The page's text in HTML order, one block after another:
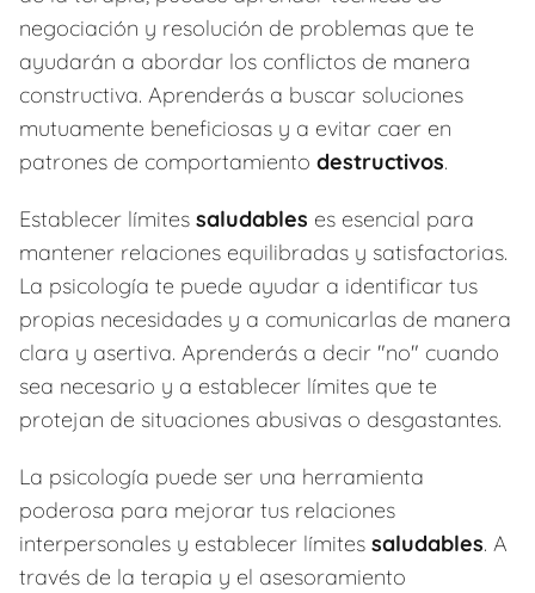
negociación y resolución de problemas que te
ayudarán a abordar los conflictos de manera
constructiva. Aprenderás a buscar soluciones
mutuamente beneficiosas y a evitar caer en
patrones de comportamiento destructivos.
Establecer límites saludables es esencial para
mantener relaciones equilibradas y satisfactorias.
La psicología te puede ayudar a identificar tus
propias necesidades y a comunicarlas de manera
clara y asertiva. Aprenderás a decir "no" cuando
sea necesario y a establecer límites que te
protejan de situaciones abusivas o desgastantes.
La psicología puede ser una herramienta
poderosa para mejorar tus relaciones
interpersonales y establecer límites saludables. A
través de la terapia y el asesoramiento